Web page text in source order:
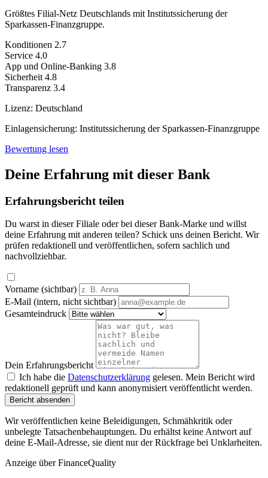
Größtes Filial-Netz Deutschlands mit Institutssicherung der
Sparkassen-Finanzgruppe.
Konditionen 2.7
Service 4.0
App und Online-Banking 3.8
Sicherheit 4.8
Transparenz 3.4
Lizenz: Deutschland
Einlagensicherung: Institutssicherung der Sparkassen-Finanzgruppe
Bewertung lesen
Deine Erfahrung mit dieser Bank
Erfahrungsbericht teilen
Du warst in dieser Filiale oder bei dieser Bank-Marke und willst
deine Erfahrung mit anderen teilen? Schick uns deinen Bericht. Wir
prüfen redaktionell und veröffentlichen, sofern sachlich und
nachvollziehbar.
Vorname (sichtbar)
E-Mail (intern, nicht sichtbar)
Gesamteindruck
Dein Erfahrungsbericht
Ich habe die Datenschutzerklärung gelesen. Mein Bericht wird
redaktionell geprüft und kann anonymisiert veröffentlicht werden.
Bericht absenden
Wir veröffentlichen keine Beleidigungen, Schmähkritik oder
unbelegte Tatsachenbehauptungen. Du erhältst keine Antwort auf
deine E-Mail-Adresse, sie dient nur der Rückfrage bei Unklarheiten.
Anzeige über FinanceQuality